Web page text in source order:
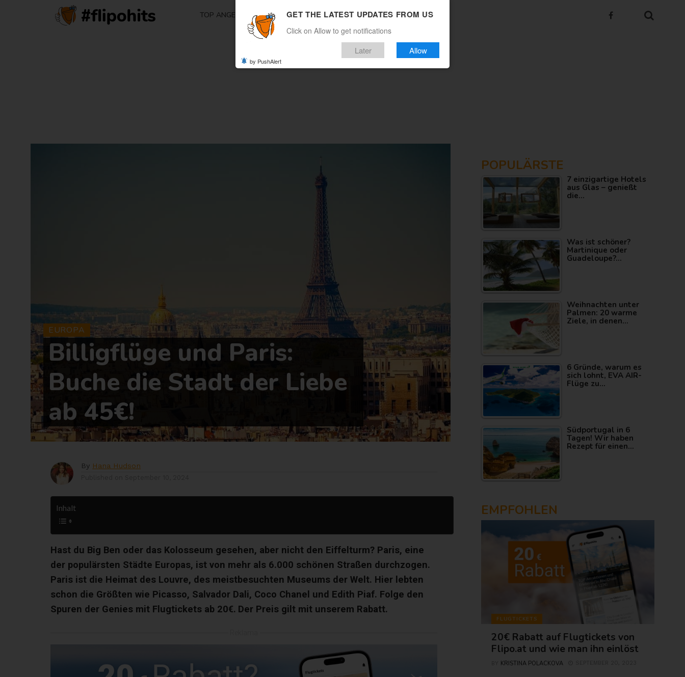
TOP ANGEBOTE REISEMAGAZIN MULTICITY WOHIN REISEN
EUROPA
Billigflüge und Paris:
Buche die Stadt der Liebe
ab 45€!
By Hana Hudson
Inhalt
Hast du Big Ben oder das Kolosseum gesehen, aber nicht den Eiffelturm? Paris, eine
der populärsten Städte Europas, ist von mehr als 6.000 schönen Straßen durchzogen.
Paris ist die Heimat des Louvre, des meistbesuchten Museums der Welt. Hier lebten
schon die Größten wie Picasso, Salvador Dali, Coco Chanel und Edith Piaf. Folge den
Spuren der Genies mit Flugtickets ab 20€. Der Preis gilt mit unserem Rabatt.
POPULÄRSTE
7 einzigartige Hotels
aus Glas – genießt
die…
Was ist schöner?
Martinique oder
Guadeloupe?…
Weihnachten unter
Palmen: 20 warme
Ziele, in denen…
6 Gründe, warum es
sich lohnt, EVA AIR-
Flüge zu…
Südportugal in 6
Tagen! Wir haben
Rezept für einen…
EMPFOHLEN
FLUGTICKETS
20€ Rabatt auf Flugtickets von
Flipo.at und wie man ihn einlöst
KRISTINA POLACKOVA
GET THE LATEST UPDATES FROM US
Click on Allow to get notifications
Later Allow
by PushAlert